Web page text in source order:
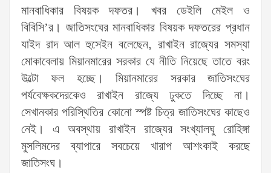
মানবাধিকার বিষয়ক দফতর। খবর ডেইলি মেইল ও
বিবিসি’র। জাতিসংঘের মানবাধিকার বিষয়ক দফতরের প্রধান
যাইদ রাদ আল হুসেইন বলেছেন, রাখাইন রাজ্যের সমস্যা
মোকাবেলায় মিয়ানমারের সরকার যে নীতি নিয়েছে তাতে বরং
উল্টো ফল হচ্ছে। মিয়ানমারের সরকার জাতিসংঘের
পর্যবেক্ষকদেরকেও রাখাইন রাজ্যে ঢুকতে দিচ্ছে না।
সেখানকার পরিস্থিতির কোনো স্পষ্ট চিত্র জাতিসংঘের কাছেও
নেই। এ অবস্থায় রাখাইন রাজ্যের সংখ্যালঘু রোহিঙ্গা
মুসলিমদের ব্যাপারে সবচেয়ে খারাপ আশংকাই করছে
জাতিসংঘ।